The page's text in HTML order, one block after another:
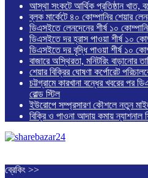
আস্থা সংকটে আর্থিক প্রতিষ্ঠান খাত,
ব্লক মার্কেটে ৪০ কোম্পানির শেয়ার
ডিএসইতে লেনদেনের শীর্ষ ১০
ডিএসইতে দর হ্রাস পাওয়া শীর্ষ ১০
ডিএসইতে দর বৃদ্ধি পাওয়া শীর্ষ ১০
বাজারে অস্থিরতা, মনিটরিং বাড়ানোর
শেয়ার বিক্রির ঘোষণা কর্পোরেট
চট্টগ্রামে কারখানা বন্ধের খবরের
রোল্ড স্টিল
ইউরোপে সম্প্রসারণ কৌশলে নতুন
বিক্রি ও পাওনা আদায় কমায়
ব্রেকিং >>